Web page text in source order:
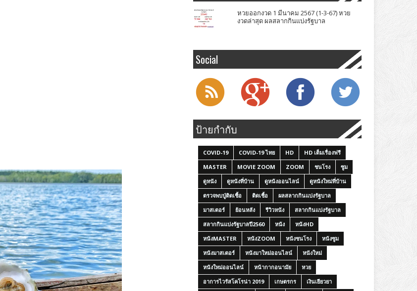
หวยออกงวด 1 มีนาคม 2567 (1-3-67) หวย
งวดล่าสุด ผลสลากกินแบ่งรัฐบาล
Social
ป้ายกำกับ
COVID-19 COVID-19 ไทย HD
HD เต็มเรื่องฟรี
MASTER
MOVIE ZOOM ZOOM ชนโรง
ซูม
ดูหนัง
ดูหนังที่บ้าน ดูหนังออนไลน์
ดูหนังใหม่ที่บ้าน
ตรวจพบปู่ติดเชื้อ
ติดเชื้อ
ผลสลากกินแบ่งรัฐบาล
มาสเตอร์
ย้อนหลัง รีวิวหนัง
สลากกินแบ่งรัฐบาล
สลากกินแบ่งรัฐบาลปี2560
หนัง
หนังHD
หนังMASTER
หนังZOOM หนังชนโรง
หนังซูม
หนังมาสเตอร์
หนังมาใหม่ออนไลน์
หนังใหม่
หนังใหม่ออนไลน์
หน้ากากอนามัย
หวย
อาการไวรัสโคโรน่า 2019
เกษตรกร
เงินเยียวยา